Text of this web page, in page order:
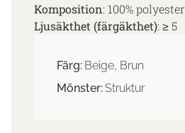
Komposition: 100% polyester
Ljusäkthet (färgäkthet): ≥ 5
Färg: Beige, Brun
Mönster:Struktur